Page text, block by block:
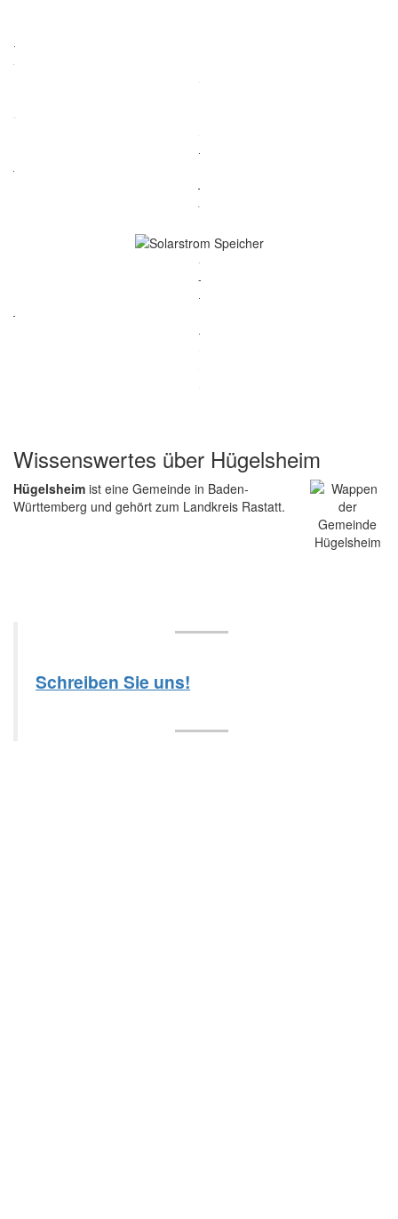
Wissenswertes über Hügelsheim
Hügelsheim ist eine Gemeinde in Baden-
Württemberg und gehört zum Landkreis Rastatt.
Schreiben Sie uns!